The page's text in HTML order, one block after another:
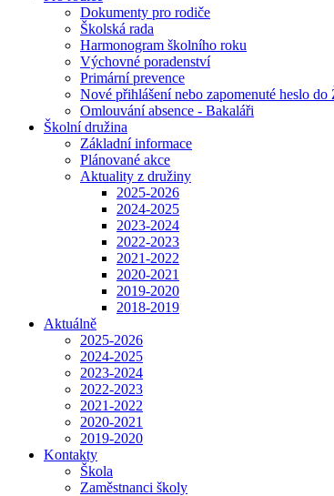
Dokumenty pro rodiče
Školská rada
Harmonogram školního roku
Výchovné poradenství
Primární prevence
Nové přihlášení nebo zapomenuté heslo do
Omlouvání absence - Bakaláři
Školní družina
Základní informace
Plánované akce
Aktuality z družiny
2025-2026
2024-2025
2023-2024
2022-2023
2021-2022
2020-2021
2019-2020
2018-2019
Aktuálně
2025-2026
2024-2025
2023-2024
2022-2023
2021-2022
2020-2021
2019-2020
Kontakty
Škola
Zaměstnanci školy